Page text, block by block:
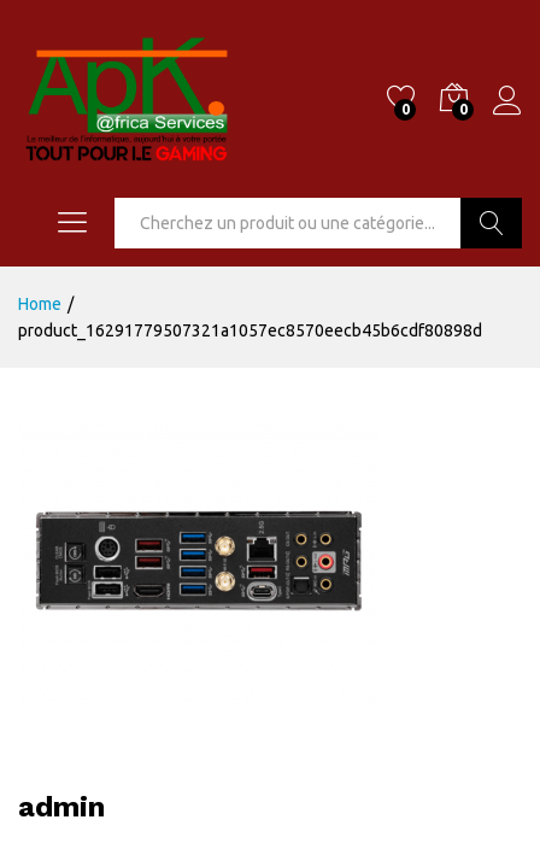
0 0
Home /
product_16291779507321a1057ec8570eecb45b6cdf80898d
admin